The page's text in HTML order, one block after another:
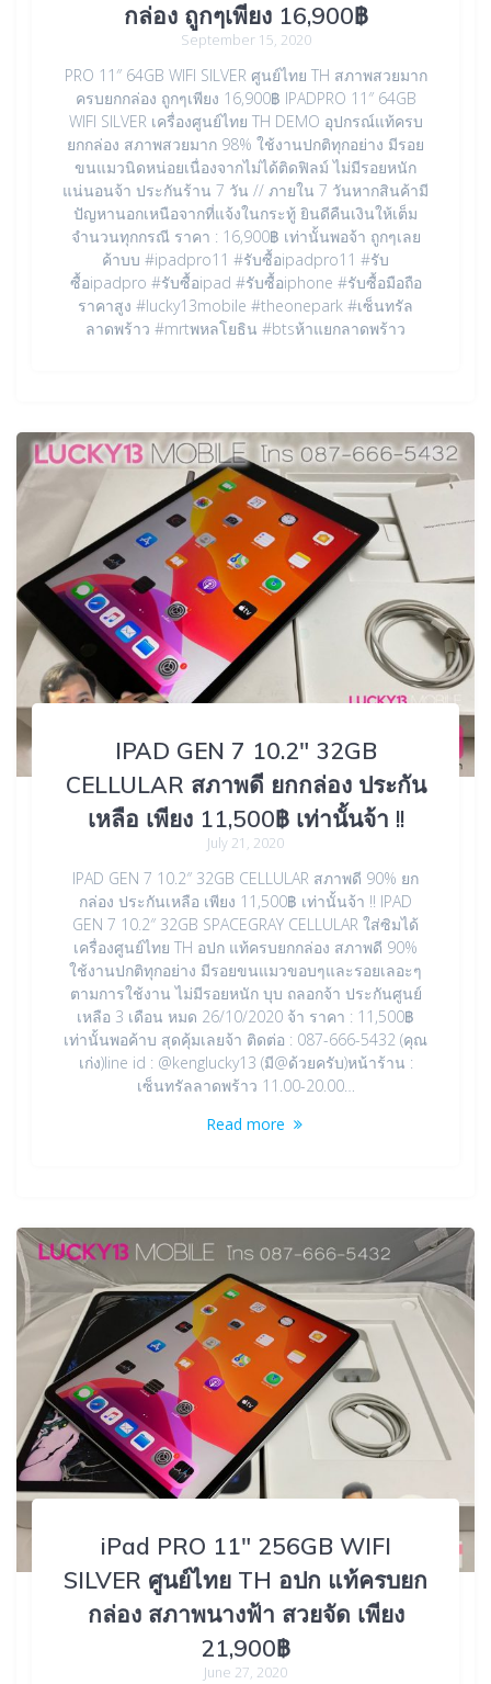
กล่อง ถูกๆเพียง 16,900฿
September 15, 2020
PRO 11″ 64GB WIFI SILVER ศูนย์ไทย TH สภาพสวยมาก
ครบยกกล่อง ถูกๆเพียง 16,900฿ IPADPRO 11″ 64GB
WIFI SILVER เครื่องศูนย์ไทย TH DEMO อุปกรณ์แท้ครบ
ยกกล่อง สภาพสวยมาก 98% ใช้งานปกติทุกอย่าง มีรอย
ขนแมวนิดหน่อยเนื่องจากไม่ได้ติดฟิลม์ ไม่มีรอยหนัก
แน่นอนจ้า ประกันร้าน 7 วัน // ภายใน 7 วันหากสินค้ามี
ปัญหานอกเหนือจากที่แจ้งในกระทู้ ยินดีคืนเงินให้เต็ม
จำนวนทุกกรณี ราคา : 16,900฿ เท่านั้นพอจ้า ถูกๆเลย
ค้าบบ #ipadpro11 #รับซื้อipadpro11 #รับ
ซื้อipadpro #รับซื้อipad #รับซื้อiphone #รับซื้อมือถือ
ราคาสูง #lucky13mobile #theonepark #เซ็นทรัล
ลาดพร้าว #mrtพหลโยธิน #btsห้าแยกลาดพร้าว
IPAD GEN 7 10.2″ 32GB
CELLULAR สภาพดี ยกกล่อง ประกัน
เหลือ เพียง 11,500฿ เท่านั้นจ้า !!
July 21, 2020
IPAD GEN 7 10.2″ 32GB CELLULAR สภาพดี 90% ยก
กล่อง ประกันเหลือ เพียง 11,500฿ เท่านั้นจ้า !! IPAD
GEN 7 10.2″ 32GB SPACEGRAY CELLULAR ใส่ซิมได้
เครื่องศูนย์ไทย TH อปก แท้ครบยกกล่อง สภาพดี 90%
ใช้งานปกติทุกอย่าง มีรอยขนแมวขอบๆและรอยเลอะๆ
ตามการใช้งาน ไม่มีรอยหนัก บุบ ถลอกจ้า ประกันศูนย์
เหลือ 3 เดือน หมด 26/10/2020 จ้า ราคา : 11,500฿
เท่านั้นพอค้าบ สุดคุ้มเลยจ้า ติดต่อ : 087-666-5432 (คุณ
เก่ง)line id : @kenglucky13 (มี@ด้วยครับ)หน้าร้าน :
เซ็นทรัลลาดพร้าว 11.00-20.00…
Read more
iPad PRO 11″ 256GB WIFI
SILVER ศูนย์ไทย TH อปก แท้ครบยก
กล่อง สภาพนางฟ้า สวยจัด เพียง
21,900฿
June 27, 2020